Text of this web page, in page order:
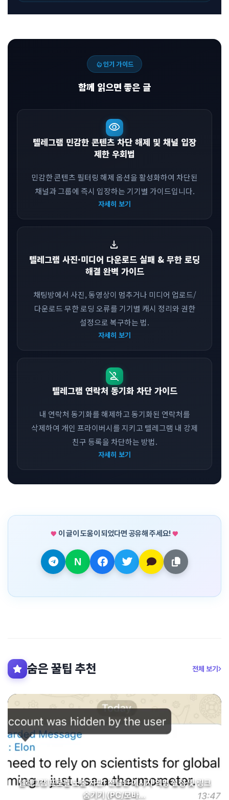
local_fire_department인기 가이드
함께 읽으면 좋은 글
visibility
텔레그램 민감한 콘텐츠 차단 해제 및 채널 입장
제한 우회법
민감한 콘텐츠 필터링 해제 옵션을 활성화하여 차단된
채널과 그룹에 즉시 입장하는 기기별 가이드입니다.
자세히 보기
download
텔레그램 사진·미디어 다운로드 실패 & 무한 로딩
해결 완벽 가이드
채팅방에서 사진, 동영상이 멈추거나 미디어 업로드/
다운로드 무한 로딩 오류를 기기별 캐시 정리와 권한
설정으로 복구하는 법.
자세히 보기
person_off
텔레그램 연락처 동기화 차단 가이드
내 연락처 동기화를 해제하고 동기화된 연락처를
삭제하여 개인 프라이버시를 지키고 텔레그램 내 강제
친구 등록을 차단하는 방법.
자세히 보기
이 글이 도움이 되었다면 공유해 주세요!
숨은 꿀팁 추천 전체 보기
텔레그램 프로필 노출 차단! 전달된 메시지 익명 설정 및 링크
숨기기 (PC/모바…